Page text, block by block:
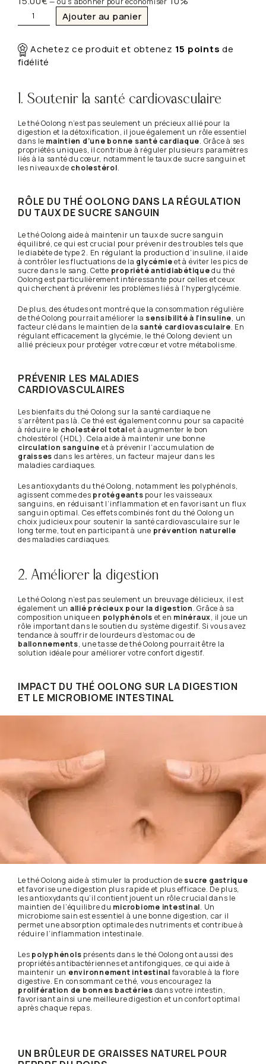
n
t
i
d
e
O
r
a
n
g
e
e
–
i
o
Ajouter au panier
Achetez ce produit et obtenez 15 points de
fidélité
1. Soutenir la santé cardiovasculaire
Le thé Oolong n’est pas seulement un précieux allié pour la
digestion et la détoxification, il joue également un rôle essentiel
dans le maintien d’une bonne santé cardiaque. Grâce à ses
propriétés uniques, il contribue à réguler plusieurs paramètres
liés à la santé du cœur, notamment le taux de sucre sanguin et
les niveaux de cholestérol.
RÔLE DU THÉ OOLONG DANS LA RÉGULATION
DU TAUX DE SUCRE SANGUIN
Le thé Oolong aide à maintenir un taux de sucre sanguin
équilibré, ce qui est crucial pour prévenir des troubles tels que
le diabète de type 2. En régulant la production d’insuline, il aide
à contrôler les fluctuations de la glycémieet à éviter les pics de
sucre dans le sang. Cette propriété antidiabétiquedu thé
Oolong est particulièrement intéressante pour celles et ceux
qui cherchent à prévenir les problèmes liés à l’hyperglycémie.
De plus, des études ont montré que la consommation régulière
de thé Oolong pourrait améliorer la sensibilité à l’insuline, un
facteur clé dans le maintien de la santé cardiovasculaire. En
régulant efficacement la glycémie, le thé Oolong devient un
allié précieux pour protéger votre cœur et votre métabolisme.
PRÉVENIR LES MALADIES
CARDIOVASCULAIRES
Les bienfaits du thé Oolong sur la santé cardiaque ne
s’arrêtent pas là. Ce thé est également connu pour sa capacité
à réduire le cholestérol totalet à augmenter le bon
cholestérol (HDL). Cela aide à maintenir une bonne
circulation sanguine et à prévenir l’accumulation de
graisses dans les artères, un facteur majeur dans les
maladies cardiaques.
Les antioxydants du thé Oolong, notamment les polyphénols,
agissent comme des protégeants pour les vaisseaux
sanguins, en réduisant l’inflammation et en favorisant un flux
sanguin optimal. Ces effets combinés font du thé Oolong un
choix judicieux pour soutenir la santé cardiovasculaire sur le
long terme, tout en participant à une prévention naturelle
des maladies cardiaques.
2. Améliorer la digestion
Le thé Oolong n’est pas seulement un breuvage délicieux, il est
également un allié précieux pour la digestion. Grâce à sa
composition unique en polyphénols et en minéraux, il joue un
rôle important dans le soutien du système digestif. Si vous avez
tendance à souffrir de lourdeurs d’estomac ou de
ballonnements, une tasse de thé Oolong pourrait être la
solution idéale pour améliorer votre confort digestif.
IMPACT DU THÉ OOLONG SUR LA DIGESTION
ET LE MICROBIOME INTESTINAL
Le thé Oolong aide à stimuler la production de sucre gastrique
et favorise une digestion plus rapide et plus efficace. De plus,
les antioxydants qu’il contient jouent un rôle crucial dans le
maintien de l’équilibre du microbiome intestinal. Un
microbiome sain est essentiel à une bonne digestion, car il
permet une absorption optimale des nutriments et contribue à
réduire l’inflammation intestinale.
Les polyphénols présents dans le thé Oolong ont aussi des
propriétés antibactériennes et antifongiques, ce qui aide à
maintenir un environnement intestinal favorable à la flore
digestive. En consommant ce thé, vous encouragez la
prolifération de bonnes bactéries dans votre intestin,
favorisant ainsi une meilleure digestion et un confort optimal
après chaque repas.
UN BRÛLEUR DE GRAISSES NATUREL POUR